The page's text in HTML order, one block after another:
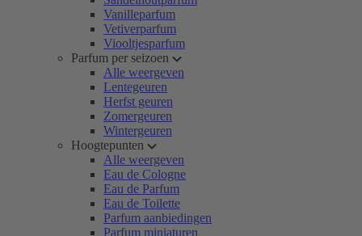
Vanilleparfum
Vetiverparfum
Viooltjesparfum
Parfum per seizoen
Alle weergeven
Lentegeuren
Herfst geuren
Zomergeuren
Wintergeuren
Hoogtepunten
Alle weergeven
Eau de Cologne
Eau de Parfum
Eau de Toilette
Parfum aanbiedingen
Parfum miniaturen